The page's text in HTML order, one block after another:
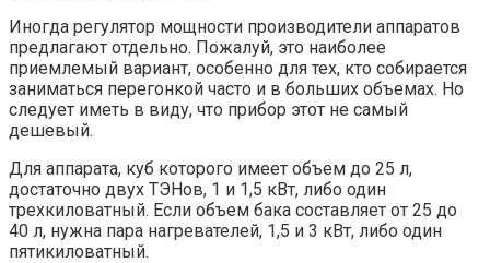
Иногда регулятор мощности производители аппаратов
предлагают отдельно. Пожалуй, это наиболее
приемлемый вариант, особенно для тех, кто собирается
заниматься перегонкой часто и в больших объемах. Но
следует иметь в виду, что прибор этот не самый
дешевый.
Для аппарата, куб которого имеет объем до 25 л,
достаточно двух ТЭНов, 1 и 1,5 кВт, либо один
трехкиловатный. Если объем бака составляет от 25 до
40 л, нужна пара нагревателей, 1,5 и 3 кВт, либо один
пятикиловатный.